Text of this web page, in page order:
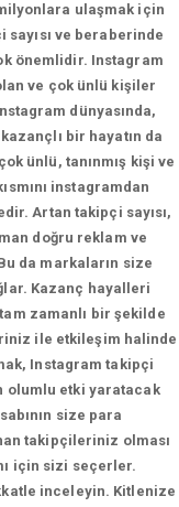
ulaşmak için
sayısı ve beraberinde
önemlidir. Instagram
ve çok ünlü kişiler
dünyasında,
bir hayatın da
ünlü, tanınmış kişi ve
instagramdan
Artan takipçi sayısı,
doğru reklam ve
da markaların size
Kazanç hayalleri
zamanlı bir şekilde
ile etkileşim halinde
Instagram takipçi
olumlu etki yaratacak
size para
takipçileriniz olması
için sizi seçerler.
inceleyin. Kitlenize